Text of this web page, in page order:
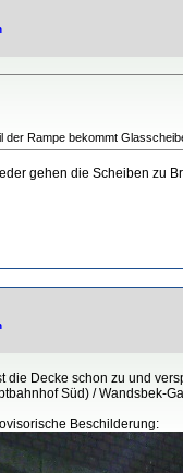
Rampe bekommt
gehen die Scheiben zu
die Decke schon zu und
Süd) / Wandsbek-
Beschilderung: